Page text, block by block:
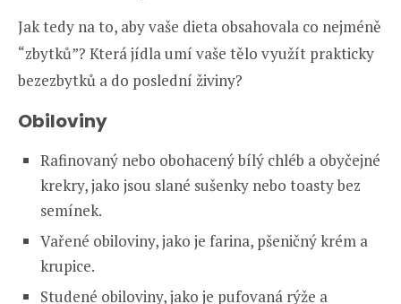
Jak tedy na to, aby vaše dieta obsahovala co nejméně
“zbytků”? Která jídla umí vaše tělo využít prakticky
bezezbytků a do poslední živiny?
Obiloviny
Rafinovaný nebo obohacený bílý chléb a obyčejné
krekry, jako jsou slané sušenky nebo toasty bez
semínek.
Vařené obiloviny, jako je farina, pšeničný krém a
krupice.
Studené obiloviny, jako je pufovaná rýže a